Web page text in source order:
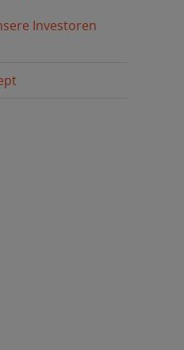
Investoren